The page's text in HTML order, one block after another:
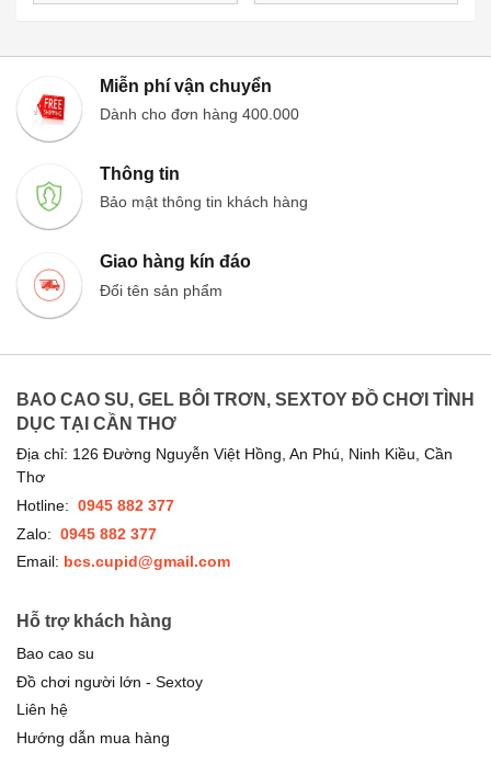
Miễn phí vận chuyển
Dành cho đơn hàng 400.000
Thông tin
Bảo mật thông tin khách hàng
Giao hàng kín đáo
Đổi tên sản phẩm
BAO CAO SU, GEL BÔI TRƠN, SEXTOY ĐỒ CHƠI TÌNH
DỤC TẠI CẦN THƠ
Địa chỉ: 126 Đường Nguyễn Việt Hồng, An Phú, Ninh Kiều, Cần
Thơ
Hotline: 0945 882 377
Zalo: 0945 882 377
Email: bcs.cupid@gmail.com
Hỗ trợ khách hàng
Bao cao su
Đồ chơi người lớn - Sextoy
Liên hệ
Hướng dẫn mua hàng